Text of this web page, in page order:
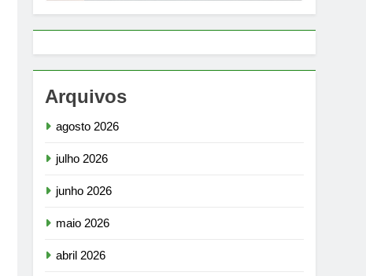
Arquivos
agosto 2026
julho 2026
junho 2026
maio 2026
abril 2026